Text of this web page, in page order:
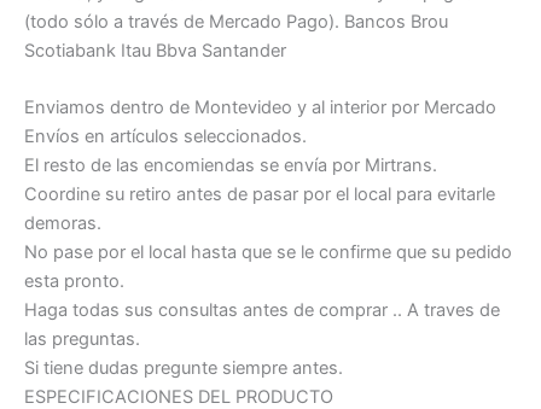
(todo sólo a través de Mercado Pago). Bancos Brou
Scotiabank Itau Bbva Santander
Enviamos dentro de Montevideo y al interior por Mercado
Envíos en artículos seleccionados.
El resto de las encomiendas se envía por Mirtrans.
Coordine su retiro antes de pasar por el local para evitarle
demoras.
No pase por el local hasta que se le confirme que su pedido
esta pronto.
Haga todas sus consultas antes de comprar .. A traves de
las preguntas.
Si tiene dudas pregunte siempre antes.
ESPECIFICACIONES DEL PRODUCTO